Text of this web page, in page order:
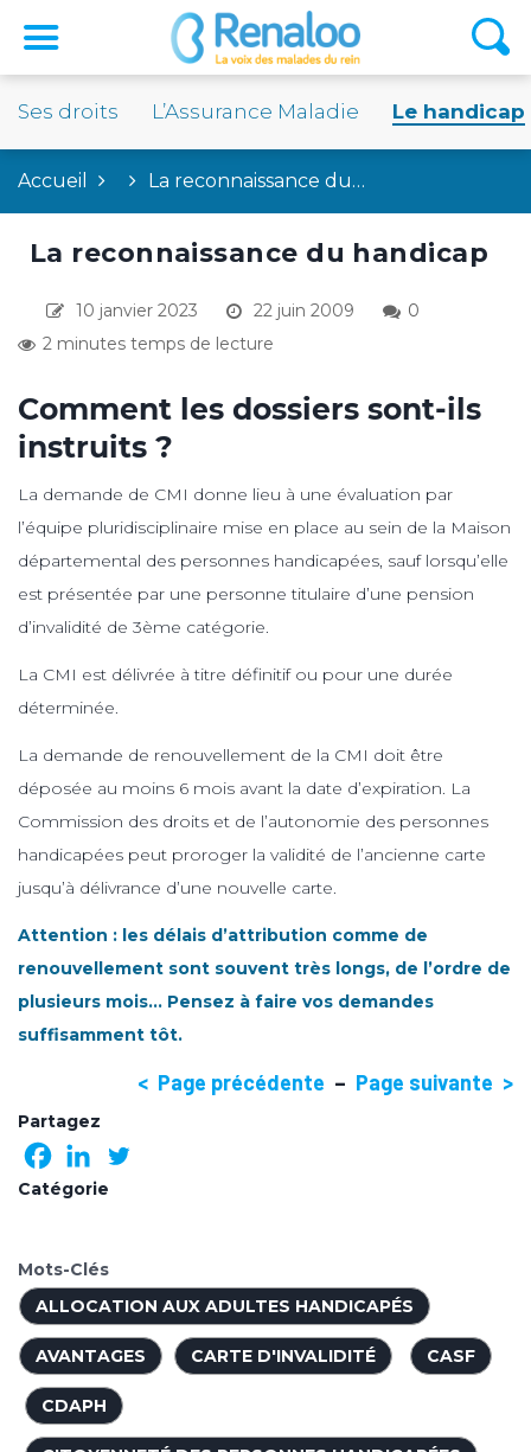
Ses droits L’Assurance Maladie Le handicap
Accueil La reconnaissance du…
La reconnaissance du handicap
10 janvier 2023 22 juin 2009
0
2 minutes temps de lecture
Comment les dossiers sont-ils
instruits ?
La demande de CMI donne lieu à une évaluation par
l’équipe pluridisciplinaire mise en place au sein de la Maison
départemental des personnes handicapées, sauf lorsqu’elle
est présentée par une personne titulaire d’une pension
d’invalidité de 3ème catégorie.
La CMI est délivrée à titre définitif ou pour une durée
déterminée.
La demande de renouvellement de la CMI doit être
déposée au moins 6 mois avant la date d’expiration. La
Commission des droits et de l’autonomie des personnes
handicapées peut proroger la validité de l’ancienne carte
jusqu’à délivrance d’une nouvelle carte.
Attention : les délais d’attribution comme de
renouvellement sont souvent très longs, de l’ordre de
plusieurs mois… Pensez à faire vos demandes
suffisamment tôt.
< Page précédente – Page suivante >
Partagez
Catégorie
Mots-Clés
ALLOCATION AUX ADULTES HANDICAPÉS
AVANTAGES CARTE D'INVALIDITÉ CASF
CDAPH